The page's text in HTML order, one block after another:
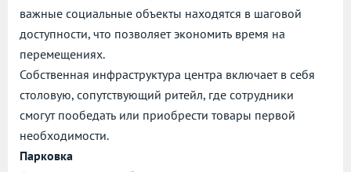
важные социальные объекты находятся в шаговой
доступности, что позволяет экономить время на
перемещениях.
Собственная инфраструктура центра включает в себя
столовую, сопутствующий ритейл, где сотрудники
смогут пообедать или приобрести товары первой
необходимости.
Парковка